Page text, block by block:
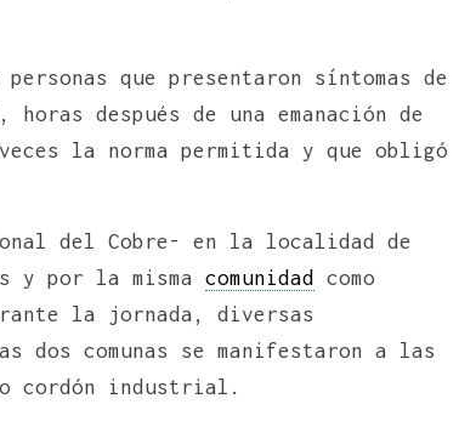
que presentaron síntomas de
después de una emanación de
la norma permitida y que obligó
del Cobre- en la localidad de
y por la misma comunidad como
la jornada, diversas
dos comunas se manifestaron a las
cordón industrial.